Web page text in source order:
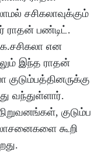
சசிகலாவுக்கும்
ராதன் பண்டிட்.
என
இந்த ராதன்
குடும்பத்தினருக்கு
வந்துள்ளார்.
குடும்ப
கூறி